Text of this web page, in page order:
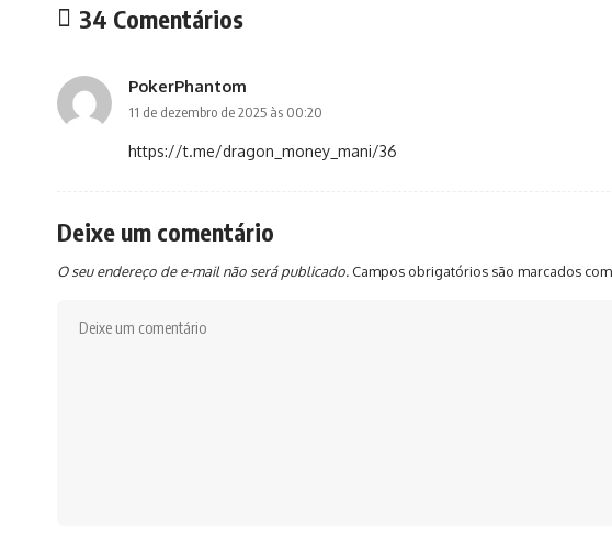
34 Comentários
PokerPhantom
11 de dezembro de 2025 às 00:20
https://t.me/dragon_money_mani/36
Deixe um comentário
O seu endereço de e-mail não será publicado. Campos obrigatórios são marcados com